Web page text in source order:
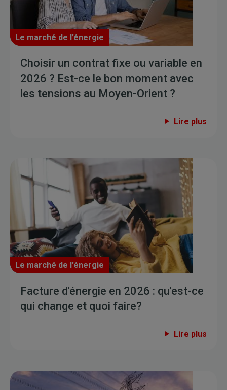
Le marché de l’énergie
Choisir un contrat fixe ou variable en
2026 ? Est-ce le bon moment avec
les tensions au Moyen-Orient ?
Lire plus
Le marché de l’énergie
Facture d'énergie en 2026 : qu'est-ce
qui change et quoi faire?
Lire plus